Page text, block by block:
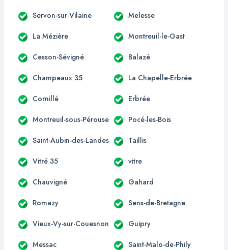
Servon-sur-Vilaine Melesse
La Mézière Montreuil-le-Gast
Cesson-Sévigné Balazé
Champeaux 35 La Chapelle-Erbrée
Cornillé Erbrée
Montreuil-sous-Pérouse Pocé-les-Bois
Saint-Aubin-des-Landes Taillis
Vitré 35 vitre
Chauvigné Gahard
Romazy Sens-de-Bretagne
Vieux-Vy-sur-Couesnon Guipry
Messac Saint-Malo-de-Phily